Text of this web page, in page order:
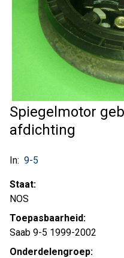
Spiegelmotor
afdichting
In: 9-5
Staat:
NOS
Toepasbaarheid:
Saab 9-5 1999-2002
Onderdelengroep: